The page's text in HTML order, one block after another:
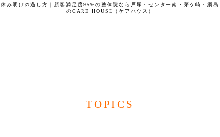
休み明けの過し方｜顧客満足度95%の整体院なら戸塚・センター南・茅ケ崎・綱島
のCARE HOUSE（ケアハウス）
TOPICS